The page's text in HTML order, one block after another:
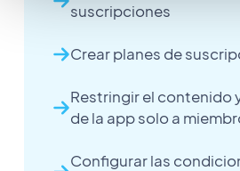
suscripciones
Crear planes de
Restringir el contenido
de la app solo a
Configurar las